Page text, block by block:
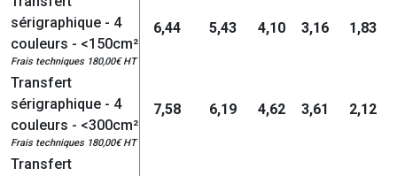
sérigraphique - 4
couleurs - <150cm²
Frais techniques 180,00€ HT
6,44 5,43 4,10 3,16 1,83
Transfert
sérigraphique - 4
couleurs - <300cm²
Frais techniques 180,00€ HT
7,58 6,19 4,62 3,61 2,12
Transfert